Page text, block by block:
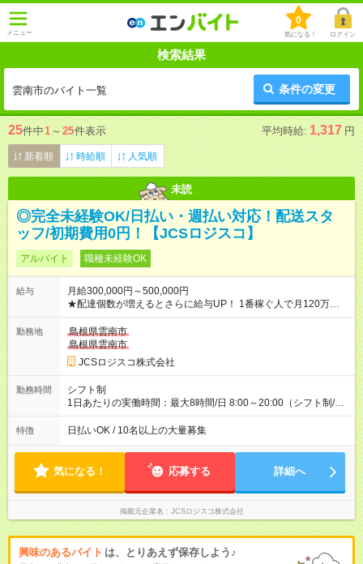
メニュー
0
気になる！ ログイン
検索結果
雲南市のバイト一覧 条件の変更
25件中1 ～ 25件表示 平均時給: 1,317 円
新着順 時給順 人気順
未読
◎完全未経験OK/日払い・週払い対応！配送スタ
ッフ/初期費用0円！【JCSロジスコ】
アルバイト 職種未経験OK
給与
月給300,000円～500,000円
★配達個数が増えるとさらに給与UP！ 1番稼ぐ人で月120万ほ
ど！ ・主要都市エリア 月収55万円／週5日稼働 月収65万~112
万円／週6日稼働 ・地方郊外エリア 月収40万円／週5日稼働 月
収40万円~50万円／週6日稼働 ＜モデルイメージ＞ ■月収50万
円 (27歳男性/江東区在住)※元建築関係 1日150個配達×25日勤務
(日休み) ■月収80万円(43歳男性/墨田区在住)※元営業 1日200個
勤務地
島根県雲南市
島根県雲南市
JCSロジスコ株式会社
勤務時間
シフト制
1日あたりの実働時間：最大8時間/日 8:00～20:00（シフト制/実
働8時間） ※週5日勤務（場所次第では週4も有り） ※配達状況に
よって時間外での勤務可能性有り ※案件により多少の前後あり
特徴 日払いOK / 10名以上の大量募集
気になる！ 応募する 詳細へ
掲載元企業名 JCSロジスコ株式会社
興味のあるバイト は、とりあえず保存しよう♪